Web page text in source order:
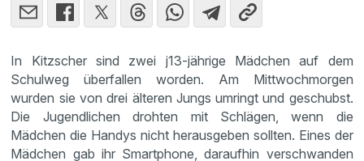
In Kitzscher sind zwei j13-jährige Mädchen auf dem
Schulweg überfallen worden. Am Mittwoch­morgen
wurden sie von drei älteren Jungs umringt und geschubst.
Die Jugend­li­chen drohten mit Schlägen, wenn die
Mädchen die Handys nicht heraus­geben sollten. Eines der
Mädchen gab ihr Smart­phone, daraufhin verschwanden